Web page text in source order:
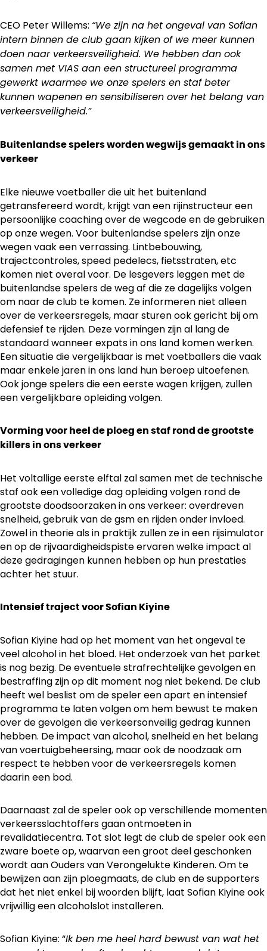
CEO Peter Willems: “We zijn na het ongeval van Sofian
intern binnen de club gaan kijken of we meer kunnen
doen naar verkeersveiligheid. We hebben dan ook
samen met VIAS aan een structureel programma
gewerkt waarmee we onze spelers en staf beter
kunnen wapenen en sensibiliseren over het belang van
verkeersveiligheid.”
Buitenlandse spelers worden wegwijs gemaakt in ons
verkeer
Elke nieuwe voetballer die uit het buitenland
getransfereerd wordt, krijgt van een rijinstructeur een
persoonlijke coaching over de wegcode en de gebruiken
op onze wegen. Voor buitenlandse spelers zijn onze
wegen vaak een verrassing. Lintbebouwing,
trajectcontroles, speed pedelecs, fietsstraten, etc
komen niet overal voor. De lesgevers leggen met de
buitenlandse spelers de weg af die ze dagelijks volgen
om naar de club te komen. Ze informeren niet alleen
over de verkeersregels, maar sturen ook gericht bij om
defensief te rijden. Deze vormingen zijn al lang de
standaard wanneer expats in ons land komen werken.
Een situatie die vergelijkbaar is met voetballers die vaak
maar enkele jaren in ons land hun beroep uitoefenen.
Ook jonge spelers die een eerste wagen krijgen, zullen
een vergelijkbare opleiding volgen.
Vorming voor heel de ploeg en staf rond de grootste
killers in ons verkeer
Het voltallige eerste elftal zal samen met de technische
staf ook een volledige dag opleiding volgen rond de
grootste doodsoorzaken in ons verkeer: overdreven
snelheid, gebruik van de gsm en rijden onder invloed.
Zowel in theorie als in praktijk zullen ze in een rijsimulator
en op de rijvaardigheidspiste ervaren welke impact al
deze gedragingen kunnen hebben op hun prestaties
achter het stuur.
Intensief traject voor Sofian Kiyine
Sofian Kiyine had op het moment van het ongeval te
veel alcohol in het bloed. Het onderzoek van het parket
is nog bezig. De eventuele strafrechtelijke gevolgen en
bestraffing zijn op dit moment nog niet bekend. De club
heeft wel beslist om de speler een apart en intensief
programma te laten volgen om hem bewust te maken
over de gevolgen die verkeersonveilig gedrag kunnen
hebben. De impact van alcohol, snelheid en het belang
van voertuigbeheersing, maar ook de noodzaak om
respect te hebben voor de verkeersregels komen
daarin een bod.
Daarnaast zal de speler ook op verschillende momenten
verkeersslachtoffers gaan ontmoeten in
revalidatiecentra. Tot slot legt de club de speler ook een
zware boete op, waarvan een groot deel geschonken
wordt aan Ouders van Verongelukte Kinderen. Om te
bewijzen aan zijn ploegmaats, de club en de supporters
dat het niet enkel bij woorden blijft, laat Sofian Kiyine ook
vrijwillig een alcoholslot installeren.
Sofian Kiyine: “Ik ben me heel hard bewust van wat het